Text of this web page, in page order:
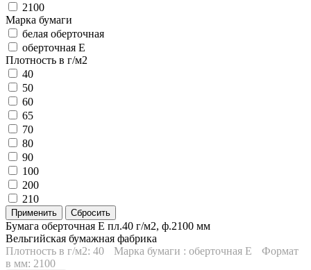
2100
Марка бумаги
белая оберточная
оберточная Е
Плотность в г/м2
40
50
60
65
70
80
90
100
200
210
Бумага оберточная Е пл.40 г/м2, ф.2100 мм
Вельгийская бумажная фабрика
Плотность в г/м2: 40
Марка бумаги : оберточная Е
Формат
в мм: 2100